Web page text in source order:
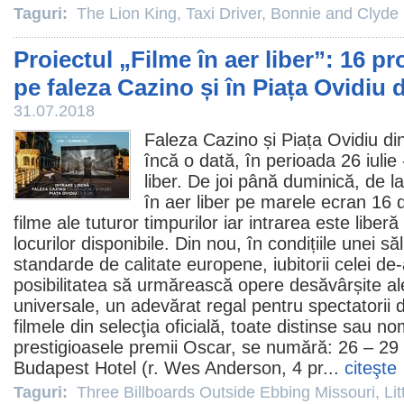
Taguri: The Lion King, Taxi Driver, Bonnie and Clyde
Proiectul „Filme în aer liber”: 16
pe faleza Cazino și în Piața Ovidiu
31.07.2018
Faleza Cazino și Piața Ovidiu
încă o dată, în perioada 26
liber. De joi până duminică, de
în aer liber pe marele ecran 16
filme ale tuturor timpurilor iar intrarea este
locurilor disponibile. Din nou, în condițiile unei
standarde de calitate europene, iubitorii celei
posibilitatea să urmărească opere desăvârșite
universale, un adevărat regal pentru spectatorii
filmele din selecţia oficială, toate distinse sau
prestigioasele premii Oscar, se numără: 26 –
Budapest Hotel (r. Wes Anderson, 4 pr... citeşte
Taguri: Three Billboards Outside Ebbing Missouri,